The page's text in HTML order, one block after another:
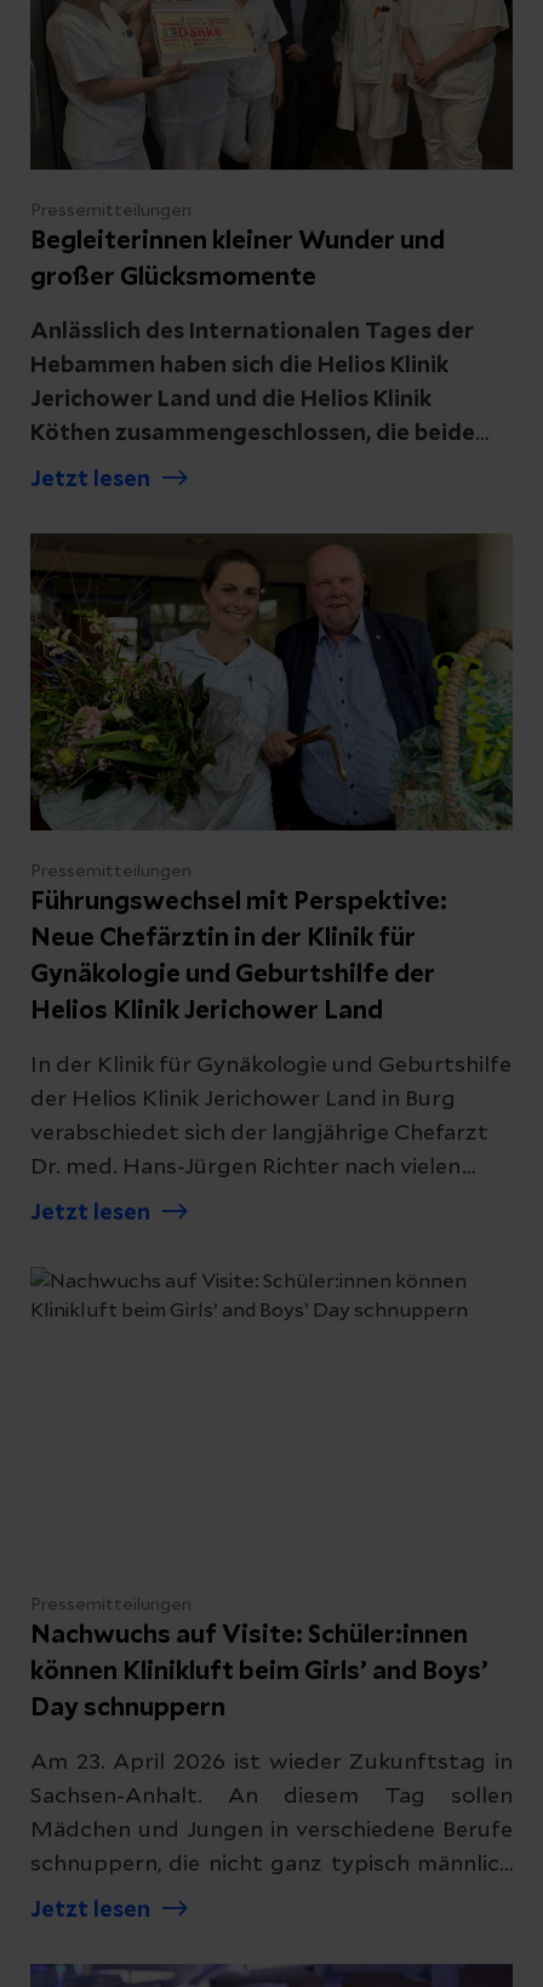
Pressemitteilungen
Begleiterinnen kleiner Wunder und
großer Glücksmomente
Anlässlich des Internationalen Tages der
Hebammen haben sich die Helios Klinik
Jerichower Land und die Helios Klinik
Köthen zusammengeschlossen, die beide
zum Klinikverbund Helios Cluster
Zeichen der Anerkennung gesetzt. In ihren
Geburtskliniken wurden die Hebammen
sowie die Teams rund um die Geburtshilfe
mit großen Dankestorten überrascht.
Jetzt lesen
Pressemitteilungen
Führungswechsel mit Perspektive:
Neue Chefärztin in der Klinik für
Gynäkologie und Geburtshilfe der
Helios Klinik Jerichower Land
In der Klinik für Gynäkologie und Geburtshilfe
der Helios Klinik Jerichower Land in Burg
verabschiedet sich der langjährige Chefarzt
Dr. med. Hans-Jürgen Richter nach vielen
Jahren engagierter Tätigkeit in den
übernimmt die leitende Oberärztin Dr. med.
Judith Peters als erfahrene Nachfolgerin die
Jetzt lesen
Pressemitteilungen
Nachwuchs auf Visite: Schüler:innen
können Klinikluft beim Girls’ and Boys’
Day schnuppern
Am 23. April 2026 ist wieder Zukunftstag in
Sachsen-Anhalt. An diesem Tag sollen
Mädchen und Jungen in verschiedene Berufe
schnuppern, die nicht ganz typisch männlich
oder weiblich sind. Deswegen zeigen
Jerichower Land in spannenden Aktionen,
Jetzt lesen